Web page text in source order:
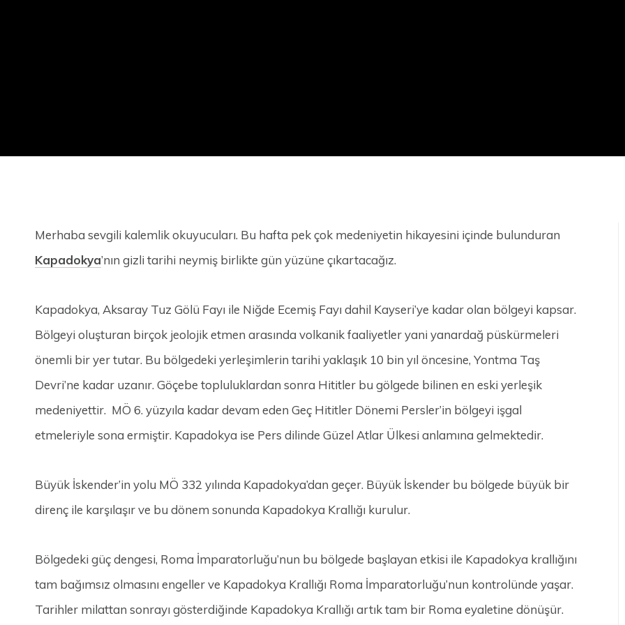
Merhaba sevgili kalemlik okuyucuları. Bu hafta pek çok medeniyetin hikayesini içinde bulunduran
Kapadokya’nın gizli tarihi neymiş birlikte gün yüzüne çıkartacağız.
Kapadokya, Aksaray Tuz Gölü Fayı ile Niğde Ecemiş Fayı dahil Kayseri’ye kadar olan bölgeyi kapsar.
Bölgeyi oluşturan birçok jeolojik etmen arasında volkanik faaliyetler yani yanardağ püskürmeleri
önemli bir yer tutar. Bu bölgedeki yerleşimlerin tarihi yaklaşık 10 bin yıl öncesine, Yontma Taş
Devri’ne kadar uzanır. Göçebe topluluklardan sonra Hititler bu gölgede bilinen en eski yerleşik
medeniyettir. MÖ 6. yüzyıla kadar devam eden Geç Hititler Dönemi Persler’in bölgeyi işgal
etmeleriyle sona ermiştir. Kapadokya ise Pers dilinde Güzel Atlar Ülkesi anlamına gelmektedir.
Büyük İskender’in yolu MÖ 332 yılında Kapadokya’dan geçer. Büyük İskender bu bölgede büyük bir
direnç ile karşılaşır ve bu dönem sonunda Kapadokya Krallığı kurulur.
Bölgedeki güç dengesi, Roma İmparatorluğu’nun bu bölgede başlayan etkisi ile Kapadokya krallığını
tam bağımsız olmasını engeller ve Kapadokya Krallığı Roma İmparatorluğu’nun kontrolünde yaşar.
Tarihler milattan sonrayı gösterdiğinde Kapadokya Krallığı artık tam bir Roma eyaletine dönüşür.